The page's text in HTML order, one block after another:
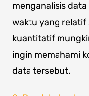
menganalisis
waktu yang relatif
kuantitatif
ingin memahami
data tersebut.